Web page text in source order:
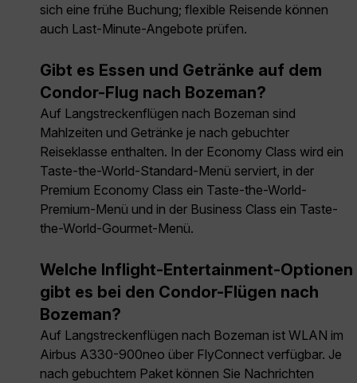
sich eine frühe Buchung; flexible Reisende können
auch Last-Minute-Angebote prüfen.
Gibt es Essen und Getränke auf dem
Condor-Flug nach Bozeman?
Auf Langstreckenflügen nach Bozeman sind
Mahlzeiten und Getränke je nach gebuchter
Reiseklasse enthalten. In der Economy Class wird ein
Taste-the-World-Standard-Menü serviert, in der
Premium Economy Class ein Taste-the-World-
Premium-Menü und in der Business Class ein Taste-
the-World-Gourmet-Menü.
Welche Inflight-Entertainment-Optionen
gibt es bei den Condor-Flügen nach
Bozeman?
Auf Langstreckenflügen nach Bozeman ist WLAN im
Airbus A330-900neo über FlyConnect verfügbar. Je
nach gebuchtem Paket können Sie Nachrichten